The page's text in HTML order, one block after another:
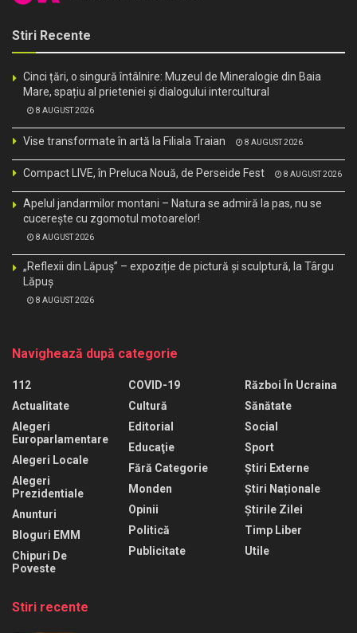
Stiri Recente
Cinci țări, o singură întâlnire: Muzeul de Mineralogie din Baia
Mare, spațiu al prieteniei și dialogului intercultural
8 AUGUST 2026
Vise transformate în artă la Filiala Traian 8 AUGUST 2026
Compact LIVE, în Preluca Nouă, de Perseide Fest 8 AUGUST 2026
Apelul jandarmilor montani – Natura se admiră la pas, nu se
cucerește cu zgomotul motoarelor!
8 AUGUST 2026
„Reflexii din Lăpuș” – expoziție de pictură și sculptură, la Târgu
Lăpuș
8 AUGUST 2026
Navighează după categorie
112
Actualitate
Alegeri
Europarlamentare
Alegeri Locale
Alegeri
Prezidentiale
Anunturi
Bloguri EMM
Chipuri De
Poveste
COVID-19
Cultură
Editorial
Educaţie
Fără Categorie
Monden
Opinii
Politică
Publicitate
Război În Ucraina
Sănătate
Social
Sport
Știri Externe
Știri Naționale
Știrile Zilei
Timp Liber
Utile
Stiri recente